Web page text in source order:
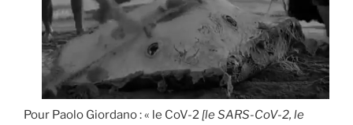
Pour Paolo Giordano : « le CoV-2[le SARS-CoV-2, le